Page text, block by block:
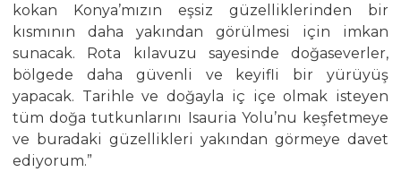
kokan Konya’mızın eşsiz güzelliklerinden bir
kısmının daha yakından görülmesi için imkan
sunacak. Rota kılavuzu sayesinde doğaseverler,
bölgede daha güvenli ve keyifli bir yürüyüş
yapacak. Tarihle ve doğayla iç içe olmak isteyen
tüm doğa tutkunlarını Isauria Yolu’nu keşfetmeye
ve buradaki güzellikleri yakından görmeye davet
ediyorum.”